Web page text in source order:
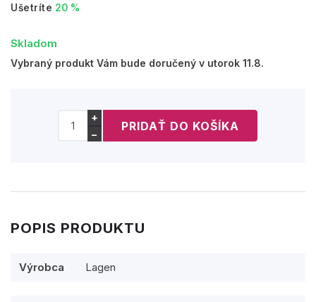
Ušetríte 20 %
Skladom
Vybraný produkt Vám bude doručený v utorok 11.8.
+
−
POPIS PRODUKTU
Výrobca Lagen